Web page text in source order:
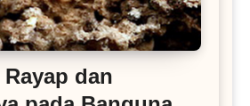
dan